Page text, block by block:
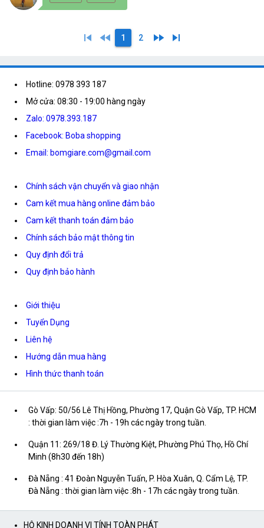
skip_previous fast_rewind 1 2 fast_forward skip_next
Hotline: 0978 393 187
Mở cửa: 08:30 - 19:00 hàng ngày
Zalo: 0978.393.187
Facebook: Boba shopping
Email: bomgiare.com@gmail.com
Chính sách vận chuyển và giao nhận
Cam kết mua hàng online đảm bảo
Cam kết thanh toán đảm bảo
Chính sách bảo mật thông tin
Quy định đổi trả
Quy định bảo hành
Giới thiệu
Tuyển Dụng
Liên hệ
Hướng dẫn mua hàng
Hình thức thanh toán
Gò Vấp: 50/56 Lê Thị Hồng, Phường 17, Quận Gò Vấp, TP. HCM
: thời gian làm việc :7h - 19h các ngày trong tuần.
Quận 11: 269/18 Đ. Lý Thường Kiệt, Phường Phú Thọ, Hồ Chí
Minh (8h30 đến 18h)
Đà Nẵng : 41 Đoàn Nguyễn Tuấn, P. Hòa Xuân, Q. Cẩm Lệ, TP.
Đà Nẵng : thời gian làm việc :8h - 17h các ngày trong tuần.
HỘ KINH DOANH VI TÍNH TOÀN PHÁT